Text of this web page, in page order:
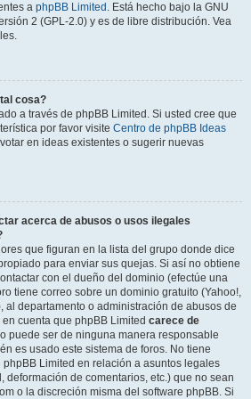
a phpBB Limited . Está hecho bajo la GNU
2 (GPL-2.0) y es de libre distribución. Vea
cosa?
a través de phpBB Limited. Si usted cree que
por favor visite Centro de phpBB Ideas
en ideas existentes o sugerir nuevas
acerca de abusos o usos ilegales
que figuran en la lista del grupo donde dice
para enviar sus quejas. Si así no obtiene
con el dueño del dominio (efectúe una
tiene correo sobre un dominio gratuito (Yahoo!,
al departamento o administración de abusos de
cuenta que phpBB Limited carece de
puede ser de ninguna manera responsable
es usado este sistema de foros. No tiene
Limited en relación a asuntos legales
deformación de comentarios, etc.) que no sean
o la discreción misma del software phpBB. Si